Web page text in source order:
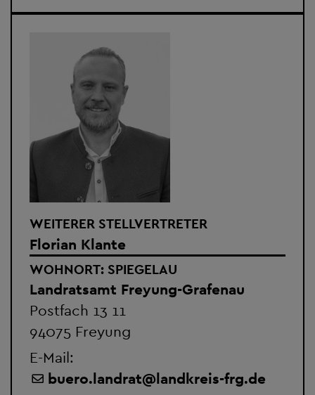
WEITERER STELLVERTRETER
Florian Klante
WOHNORT: SPIEGELAU
Landratsamt Freyung-Grafenau
Postfach 13 11
94075 Freyung
E-Mail:
buero.landrat@landkreis-frg.de